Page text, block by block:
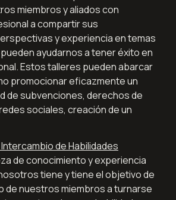
miembros y aliados con
a compartir sus
y experiencia en temas
ayudarnos a tener éxito en
Estos talleres pueden abarcar
promocionar eficazmente un
de subvenciones, derechos de
sociales, creación de un
de Habilidades
de conocimiento y experiencia
tiene y tiene el objetivo de
de nuestros miembros a turnarse